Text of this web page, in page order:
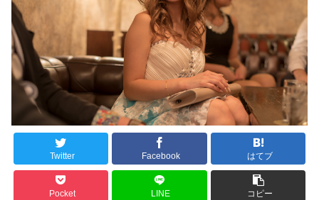
Twitter Facebook はてブ
Pocket LINE コピー